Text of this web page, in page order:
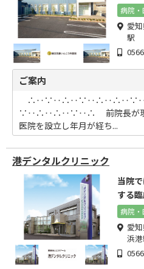
す。
病院
愛
駅
ご案内
∵‥∴‥∴‥∵‥∴ 前院長が現在
医院を設立し年月が経ち...
港デンタルクリニック
当院
する
一度ご
病院
愛
浜